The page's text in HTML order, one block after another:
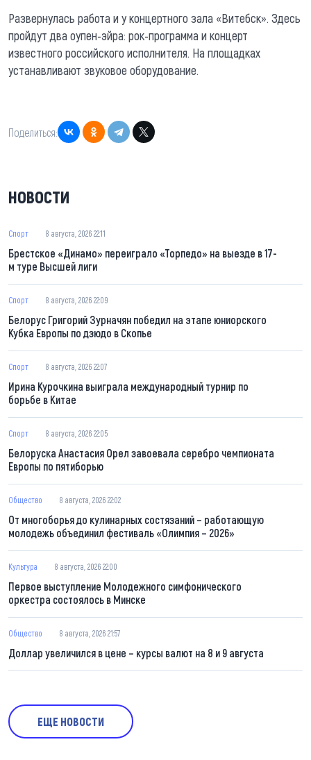
Развернулась работа и у концертного зала «Витебск». Здесь
пройдут два оупен-эйра: рок-программа и концерт
известного российского исполнителя. На площадках
устанавливают звуковое оборудование.
Поделиться:
НОВОСТИ
Спорт 8 августа, 2026 22:11
Брестское «Динамо» переиграло «Торпедо» на выезде в 17-
м туре Высшей лиги
Спорт 8 августа, 2026 22:09
Белорус Григорий Зурначян победил на этапе юниорского
Кубка Европы по дзюдо в Скопье
Спорт 8 августа, 2026 22:07
Ирина Курочкина выиграла международный турнир по
борьбе в Китае
Спорт 8 августа, 2026 22:05
Белоруска Анастасия Орел завоевала серебро чемпионата
Европы по пятиборью
Общество 8 августа, 2026 22:02
От многоборья до кулинарных состязаний – работающую
молодежь объединил фестиваль «Олимпия – 2026»
Культура 8 августа, 2026 22:00
Первое выступление Молодежного симфонического
оркестра состоялось в Минске
Общество 8 августа, 2026 21:57
Доллар увеличился в цене – курсы валют на 8 и 9 августа
ЕЩЕ НОВОСТИ